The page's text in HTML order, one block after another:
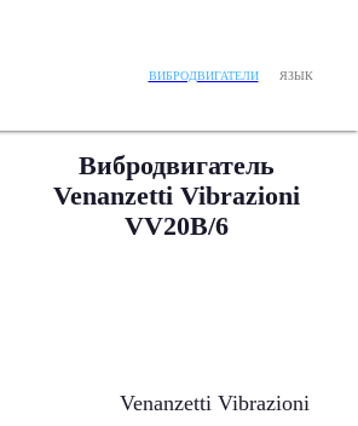
ВИБРОДВИГАТЕЛИ ЯЗЫК
Вибродвигатель
Venanzetti Vibrazioni
VV20B/6
Venanzetti Vibrazioni